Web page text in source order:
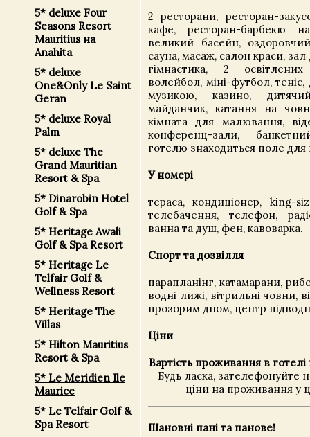
5* deluxe Four
Seasons Resort
Mauritius на
Anahita
5* deluxe
One&Only Le Saint
Geran
5* deluxe Royal
Palm
5* deluxe The
Grand Mauritian
Resort & Spa
5* Dinarobin Hotel
Golf & Spa
5* Heritage Awali
Golf & Spa Resort
5* Heritage Le
Telfair Golf &
Wellness Resort
5* Heritage The
Villas
5* Hilton Mauritius
Resort & Spa
5* Le Meridien Ile
Maurice
5* Le Telfair Golf &
Spa Resort
2 ресторани, ресторан-
кафе, ресторан-барбекю
великий басейн,
сауна, масаж, салон краси, зал
гімнастика, 2
волейбол, міні-футбол,
музикою, казино,
майданчик, катання на
кімната для малювання,
конференц-зали,
готелю знаходиться поле для
У номері
тераса, кондиціонер, king-
телебачення, телефон,
ванна та душ, фен, кавоварка.
Спорт та дозвілля
парапланінг, катамарани,
водні лижі, вітрильні човни,
прозорим дном, центр
Ціни
Вартість проживання в
Будь ласка, зателефонуйте
ціни на проживання у
Шановні пані та панове!